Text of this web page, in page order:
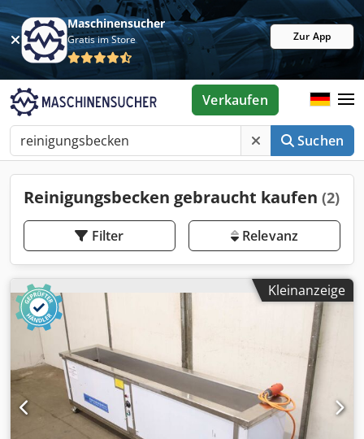
Maschinensucher
Gratis im Store Zur App
Suchen
Verkaufen
Reinigungsbecken gebraucht kaufen (2)
Filter Relevanz
Kleinanzeige